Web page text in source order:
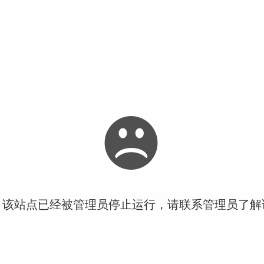
站点已经被管理员停止运行，请联系管理员了